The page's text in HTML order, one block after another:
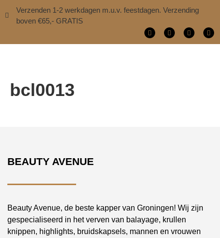
Verzenden 1-2 werkdagen m.u.v. feestdagen. Verzending
boven €65,- GRATIS
bcl0013
BEAUTY AVENUE
Beauty Avenue, de beste kapper van Groningen! Wij zijn
gespecialiseerd in het verven van balayage, krullen
knippen, highlights, bruidskapsels, mannen en vrouwen